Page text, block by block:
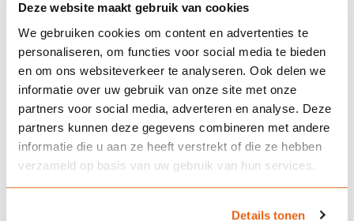
Deze website maakt gebruik van cookies
We gebruiken cookies om content en advertenties te
personaliseren, om functies voor social media te bieden
en om ons websiteverkeer te analyseren. Ook delen we
informatie over uw gebruik van onze site met onze
partners voor social media, adverteren en analyse. Deze
partners kunnen deze gegevens combineren met andere
informatie die u aan ze heeft verstrekt of die ze hebben
verzameld op basis van uw gebruik van hun services.
Details tonen
Bereken je premie
Wil je weten wat een camperverzekering je kost? Neem
contactop met onze adviseurs voor persoonlijk advies. Onze
adviseurs zijn op werkdagen bereikbaar van 8.00 tot 17.30 uur
telefoon e-mail
Waarom kiezen voor Landman Assurantiën?
BijLandman Assurantiënbegrijpen we hoe waardevol jouw
perfect aansluiten bij jouw situatie. Met onze